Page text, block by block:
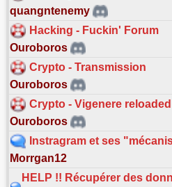
quangntenemy
Hacking - Fuckin' Forum
Ouroboros
Crypto - Transmission
Ouroboros
Crypto - Vigenere reloaded
Ouroboros
Instragram et ses
Morrgan12
HELP !! Récupérer des